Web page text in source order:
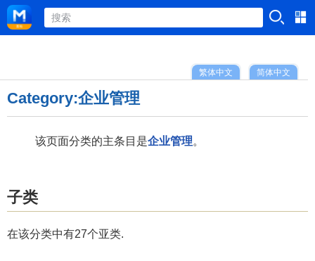
简体中文
繁体中文
Category:企业管理
该页面分类的主条目是企业管理。
子类
在该分类中有27个亚类.